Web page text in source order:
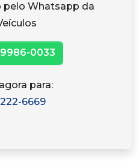
Whatsapp da
0033
para:
6669